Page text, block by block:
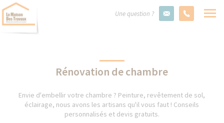
Une question ?
Rénovation de chambre
Envie d'embellir votre chambre ? Peinture, revêtement de sol,
éclairage, nous avons les artisans qu'il vous faut ! Conseils
personnalisés et devis gratuits.